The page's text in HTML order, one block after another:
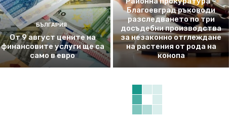
БЪЛГАРИЯ
От 9 август цените на
финансовите услуги ще са
само в евро
Благоевград ръководи
разследването по три
досъдебни производства
за незаконно отглеждане
на растения от рода на
конопа